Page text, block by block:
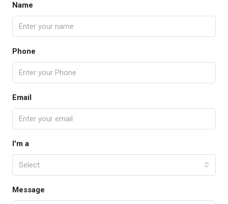
Name
Phone
Email
I'm a
Select
Message